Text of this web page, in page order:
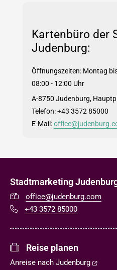
Kartenbüro der
Judenburg:
Öffnungszeiten: Montag
08:00 - 12:00 Uhr
A-8750 Judenburg,
Telefon: +43 3572 85000
E-Mail:
Stadtmarketing
office@judenburg.com
+43 3572 85000
Reise planen
Anreise nach Judenburg